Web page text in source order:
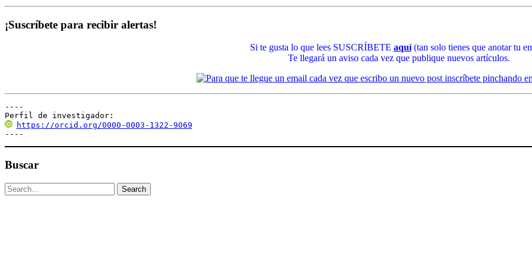
¡Suscríbete para recibir alertas!
Si te gusta lo que lees SUSCRÍBETE aquí(tan solo tienes que anotar tu
Te llegará un aviso cada vez que publique nuevos artículos.
----
Perfil de investigador:
https://orcid.org/0000-0003-1322-9069
----
Buscar